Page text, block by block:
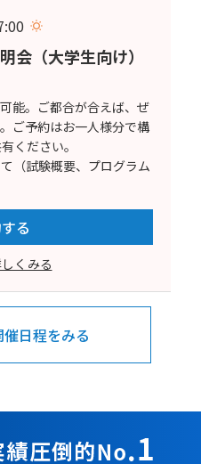
会（大学生向け）
能。ご都合が合えば、ぜ
ご予約はお一人様分で構
ください。
（試験概要、プログラム
る
くみる
日程をみる